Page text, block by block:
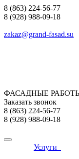
8 (863) 224-56-77
8 (928) 988-09-18
zakaz@grand-fasad.su
ФАСАДНЫЕ РАБОТЫ
Заказать звонок
8 (863) 224-56-77
8 (928) 988-09-18
Услуги